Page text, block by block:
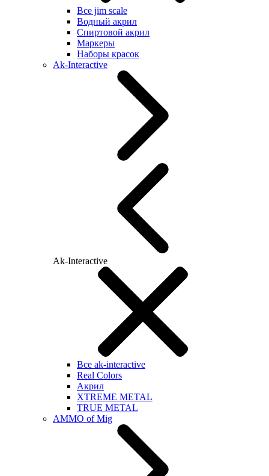
Все jim scale
Водный акрил
Спиртовой акрил
Маркеры
Наборы красок
Ak-Interactive
Ak-Interactive
Все ak-interactive
Real Colors
Акрил
XTREME METAL
TRUE METAL
AMMO of Mig